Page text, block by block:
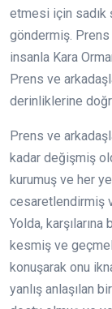
etmesi için sadık
göndermiş.
insanla Kara
Prens ve
derinliklerine
Prens ve
kadar değişmiş
kurumuş ve her
cesaretlendirmiş
Yolda, karşılarına
kesmiş ve
konuşarak onu
yanlış anlaşılan